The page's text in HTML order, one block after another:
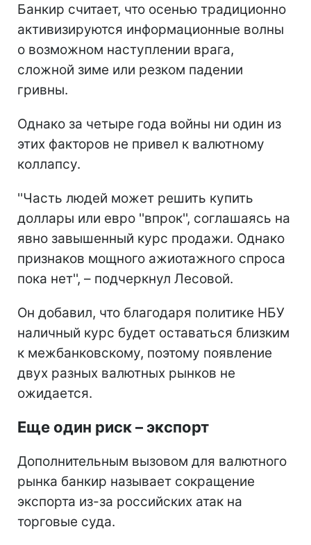
Банкир считает, что осенью традиционно
активизируются информационные волны
о возможном наступлении врага,
сложной зиме или резком падении
гривны.
Однако за четыре года войны ни один из
этих факторов не привел к валютному
коллапсу.
''Часть людей может решить купить
доллары или евро ''впрок'', соглашаясь на
явно завышенный курс продажи. Однако
признаков мощного ажиотажного спроса
пока нет'', – подчеркнул Лесовой.
Он добавил, что благодаря политике НБУ
наличный курс будет оставаться близким
к межбанковскому, поэтому появление
двух разных валютных рынков не
ожидается.
Еще один риск – экспорт
Дополнительным вызовом для валютного
рынка банкир называет сокращение
экспорта из-за российских атак на
торговые суда.